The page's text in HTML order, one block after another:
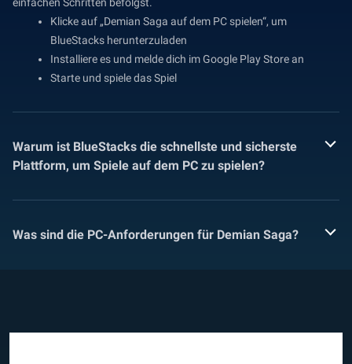
Klicke auf „Demian Saga auf dem PC spielen“, um
BlueStacks herunterzuladen
Installiere es und melde dich im Google Play Store an
Starte und spiele das Spiel
Warum ist BlueStacks die schnellste und sicherste
Plattform, um Spiele auf dem PC zu spielen?
Was sind die PC-Anforderungen für Demian Saga?